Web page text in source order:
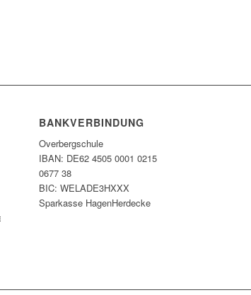
BANKVERBINDUNG
Overbergschule
IBAN: DE62 4505 0001 0215
0677 38
BIC: WELADE3HXXX
Sparkasse HagenHerdecke